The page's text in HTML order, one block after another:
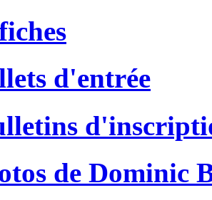
d'entrée
de Dominic